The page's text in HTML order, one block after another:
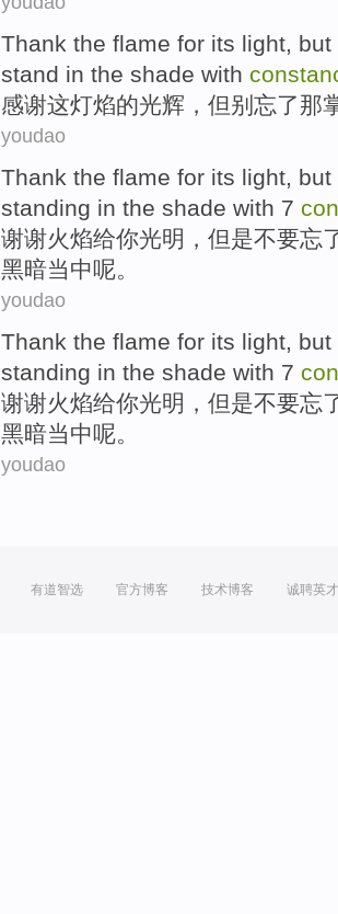
Thank the flame for its light, but
stand in the shade with
感谢这灯焰的光辉， 但别 忘了那
youdao
Thank the flame for its light, but
standing in the shade with 7
谢谢火焰给你光明 ， 但是不要忘
黑暗当中呢。
youdao
Thank the flame for its light but
standing in the shade with 7
谢谢火焰给你光明 ， 但是不要忘
黑暗当中呢。
youdao
有道智选 官方博客 技术博客 诚聘英才